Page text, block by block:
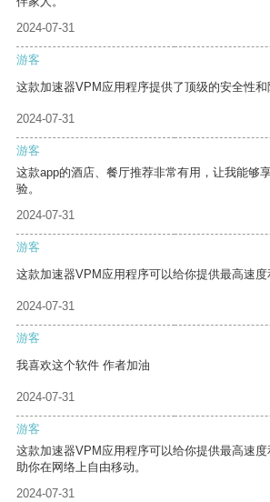
2024-07-31
游客
这款加速器VPM应用程序提供了顶级的安全性和
2024-07-31
游客
这款app的酒店、餐厅推荐非常有用，让我能够
验。
2024-07-31
游客
这款加速器VPM应用程序可以给你提供最高速度
2024-07-31
游客
我喜欢这个软件 作者加油
2024-07-31
游客
这款加速器VPM应用程序可以给你提供最高速
助你在网络上自由移动。
2024-07-31